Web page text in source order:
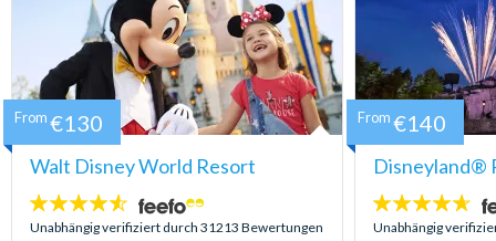
Walt Disney World Resort
4.5
Sterne:
Unabhängig verifiziert durch 31213 Bewertungen
From €130
Disneyland®
4.6
Sterne:
Unabhängig
From €140